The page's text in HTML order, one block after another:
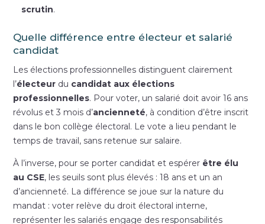
scrutin.
Quelle différence entre électeur et salarié
candidat
Les élections professionnelles distinguent clairement
l’électeur du candidat aux élections
professionnelles. Pour voter, un salarié doit avoir 16 ans
révolus et 3 mois d’ancienneté, à condition d’être inscrit
dans le bon collège électoral. Le vote a lieu pendant le
temps de travail, sans retenue sur salaire.
À l’inverse, pour se porter candidat et espérer être élu
au CSE, les seuils sont plus élevés : 18 ans et un an
d’ancienneté. La différence se joue sur la nature du
mandat : voter relève du droit électoral interne,
représenter les salariés engage des responsabilités